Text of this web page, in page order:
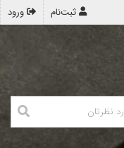
ورود ثبت‌نام